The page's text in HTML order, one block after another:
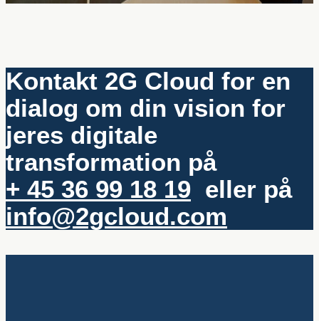
Kontakt 2G Cloud for en
dialog om din vision for
jeres digitale
transformation på
+ 45 36 99 18 19 eller på
info@2gcloud.com